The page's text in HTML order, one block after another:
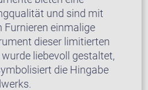
und sind mit
Furnieren einmalige
dieser limitierten
liebevoll gestaltet,
die Hingabe